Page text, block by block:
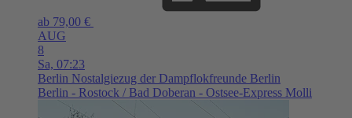
ab 79,00 €
AUG
8
Sa, 07:23
Berlin Nostalgiezug der Dampflokfreunde Berlin
Berlin - Rostock / Bad Doberan - Ostsee-Express Molli